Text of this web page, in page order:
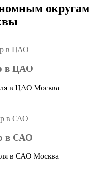
округам
в ЦАО
в ЦАО Москва
в САО
в САО Москва